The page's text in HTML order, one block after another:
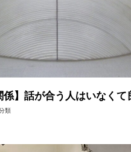
係】話が合う人はいなくて
類